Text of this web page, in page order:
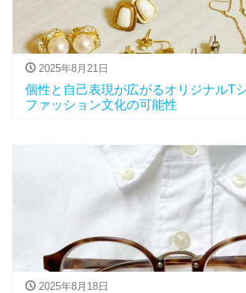
2025年8月21日
個性と自己表現が広がるオリジナルT
ファッション文化の可能性
2025年8月18日